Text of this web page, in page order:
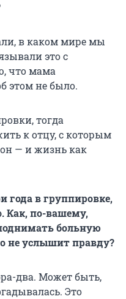
в каком мире мы
это с
что мама
этом не было.
тогда
к отцу, с которым
— и жизнь как
года в группировке,
Как, по-вашему,
больную
не услышит правду?
два. Может быть,
Это